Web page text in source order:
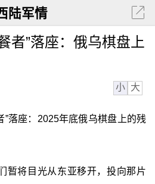
陆军情
者”落座：俄乌棋盘上
小 大
”落座：2025年底俄乌棋盘上的残
暂将目光从东亚移开，投向那片